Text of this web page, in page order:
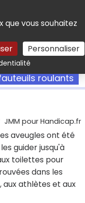
que vous souhaitez
Personnaliser
Rechercher
roulants
JMM pour Handicap.fr
aveugles ont été
guider jusqu'à
toilettes pour
dans les
aux athlètes et aux